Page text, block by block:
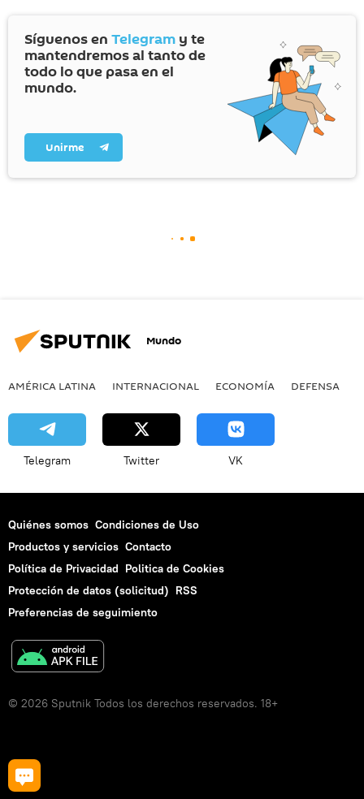
Síguenos en Telegram y te
mantendremos al tanto de
todo lo que pasa en el
mundo.
Unirme
Mundo
AMÉRICA LATINA INTERNACIONAL ECONOMÍA DEFENSA
Telegram Twitter VK
Quiénes somos Condiciones de Uso
Productos y servicios Contacto
Política de Privacidad Politica de Cookies
Protección de datos (solicitud) RSS
Preferencias de seguimiento
© 2026 Sputnik Todos los derechos reservados. 18+